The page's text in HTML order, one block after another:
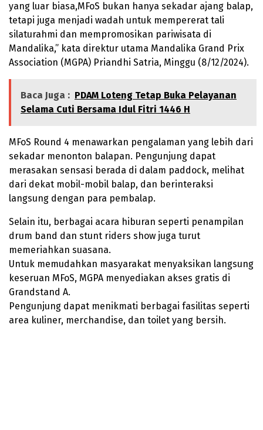
yang luar biasa,MFoS bukan hanya sekadar ajang balap,
tetapi juga menjadi wadah untuk mempererat tali
silaturahmi dan mempromosikan pariwisata di
Mandalika,” kata direktur utama Mandalika Grand Prix
Association (MGPA) Priandhi Satria, Minggu (8/12/2024).
Baca Juga : PDAM Loteng Tetap Buka Pelayanan
Selama Cuti Bersama Idul Fitri 1446 H
MFoS Round 4 menawarkan pengalaman yang lebih dari
sekadar menonton balapan. Pengunjung dapat
merasakan sensasi berada di dalam paddock, melihat
dari dekat mobil-mobil balap, dan berinteraksi
langsung dengan para pembalap.
Selain itu, berbagai acara hiburan seperti penampilan
drum band dan stunt riders show juga turut
memeriahkan suasana.
Untuk memudahkan masyarakat menyaksikan langsung
keseruan MFoS, MGPA menyediakan akses gratis di
Grandstand A.
Pengunjung dapat menikmati berbagai fasilitas seperti
area kuliner, merchandise, dan toilet yang bersih.